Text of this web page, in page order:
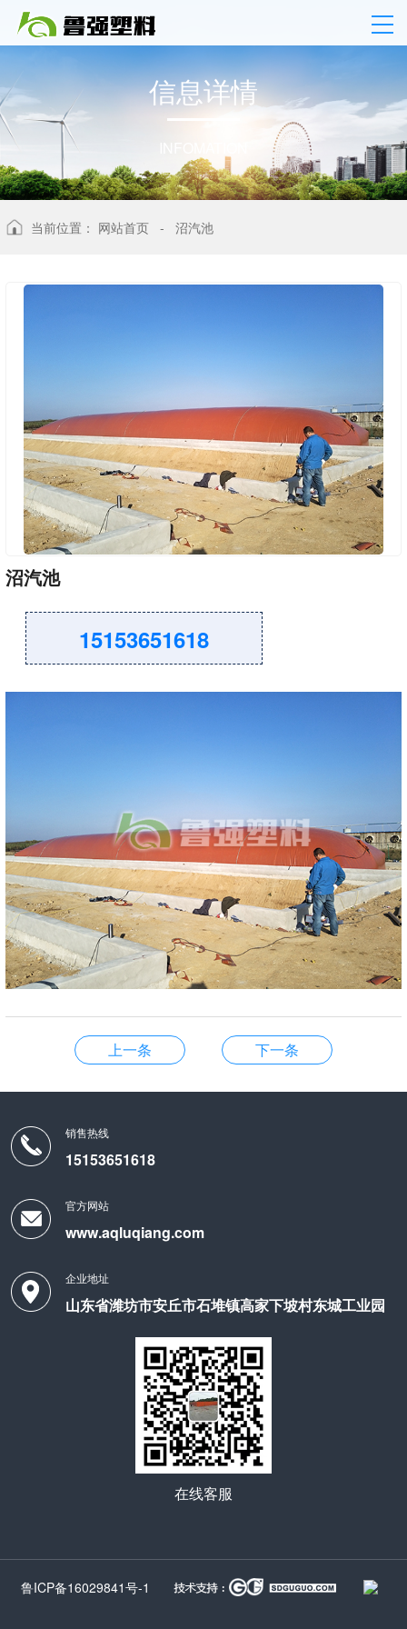
信息详情
当前位置： 网站首页 - 沼汽池
沼汽池
15153651618
上一条 下一条
销售热线
15153651618
官方网站
www.aqluqiang.com
企业地址
山东省潍坊市安丘市石堆镇高家下坡村东城工业园
在线客服
鲁ICP备16029841号-1